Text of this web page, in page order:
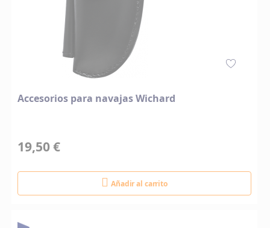
Accesorios para navajas Wichard
19,50 €
Añadir al carrito